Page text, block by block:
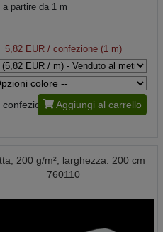
a partire da 1 m
5,82 EUR/ confezione (1 m)
confezione Aggiungi al carrello
200 g/m², larghezza: 200 cm
760110